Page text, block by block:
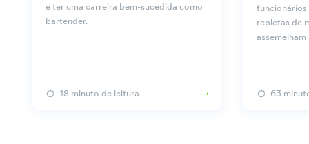
e ter uma carreira bem-sucedida como
bartender.
18 minuto de leitura
funcionários
repletas de
assemelham
63